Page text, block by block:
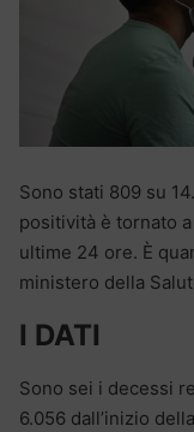
Sono stati 809 su
positività è tornato
ultime 24 ore. È
ministero della
I DATI
Sono sei i decessi
6.056 dall’inizio